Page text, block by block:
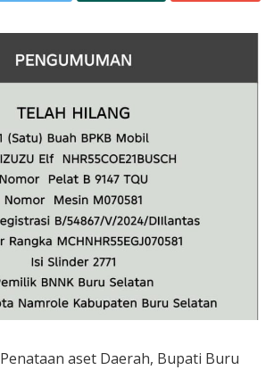
Penataan aset Daerah, Bupati Buru